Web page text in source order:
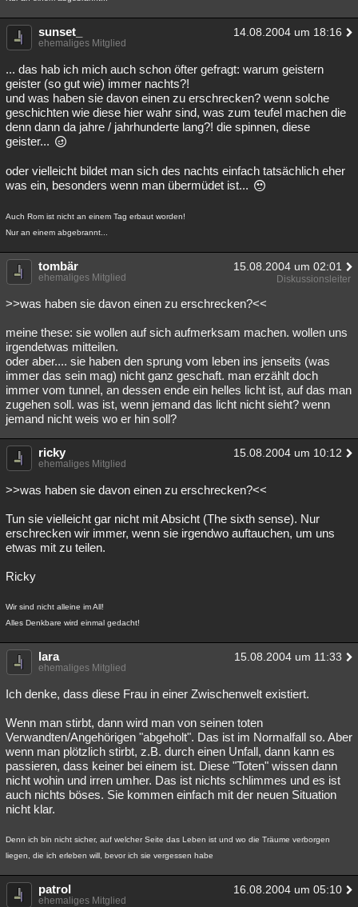
sunset_ 14.08.2004 um 18:16
ehemaliges Mitglied
... das hab ich mich auch schon öfter gefragt: warum geistern
geister (so gut wie) immer nachts?!
und was haben sie davon einen zu erschrecken? wenn solche
geschichten wie diese hier wahr sind, was zum teufel machen die
denn dann da jahre / jahrhunderte lang?! die spinnen, diese
geister...
oder vielleicht bildet man sich des nachts einfach tatsächlich eher
was ein, besonders wenn man übermüdet ist...
Auch Rom ist nicht an einem Tag erbaut worden!
Nur an einem abgebrannt...
tombär 15.08.2004 um 02:01
ehemaliges Mitglied Diskussionsleiter
>>was haben sie davon einen zu erschrecken?<<
meine these: sie wollen auf sich aufmerksam machen. wollen uns
irgendetwas mitteilen.
oder aber.... sie haben den sprung vom leben ins jenseits (was
immer das sein mag) nicht ganz geschaft. man erzählt doch
immer vom tunnel, an dessen ende ein helles licht ist, auf das man
zugehen soll. was ist, wenn jemand das licht nicht sieht? wenn
jemand nicht weis wo er hin soll?
ricky 15.08.2004 um 10:12
ehemaliges Mitglied
>>was haben sie davon einen zu erschrecken?<<
Tun sie vielleicht gar nicht mit Absicht (The sixth sense). Nur
erschrecken wir immer, wenn sie irgendwo auftauchen, um uns
etwas mit zu teilen.
Ricky
Wir sind nicht alleine im All!
Alles Denkbare wird einmal gedacht!
lara 15.08.2004 um 11:33
ehemaliges Mitglied
Ich denke, dass diese Frau in einer Zwischenwelt existiert.
Wenn man stirbt, dann wird man von seinen toten
Verwandten/Angehörigen "abgeholt". Das ist im Normalfall so. Aber
wenn man plötzlich stirbt, z.B. durch einen Unfall, dann kann es
passieren, dass keiner bei einem ist. Diese "Toten" wissen dann
nicht wohin und irren umher. Das ist nichts schlimmes und es ist
auch nichts böses. Sie kommen einfach mit der neuen Situation
nicht klar.
Denn ich bin nicht sicher, auf welcher Seite das Leben ist und wo die Träume verborgen
liegen, die ich erleben will, bevor ich sie vergessen habe
patrol 16.08.2004 um 05:10
ehemaliges Mitglied